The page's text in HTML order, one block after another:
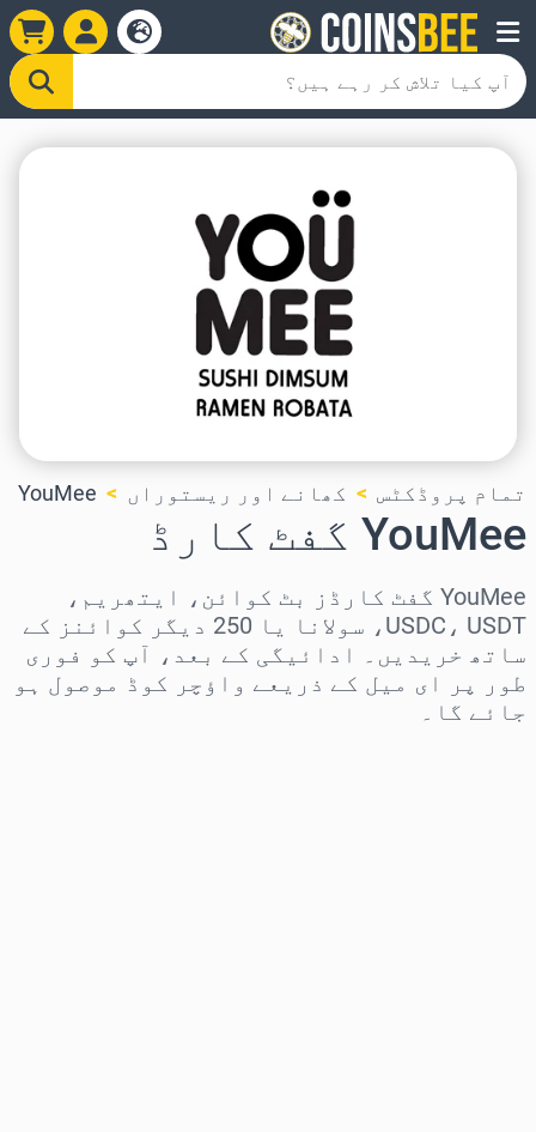
تمام پروڈکٹس کھانے اور ریستوراں YouMee
YouMee گفٹ کارڈ
YouMee گفٹ کارڈز بٹ کوائن، ایتھریم،
USDC، USDT، سولانا یا 250 دیگر کوائنز کے
ساتھ خریدیں۔ ادائیگی کے بعد، آپ کو فوری
طور پر ای میل کے ذریعے واؤچر کوڈ موصول ہو
جائے گا۔